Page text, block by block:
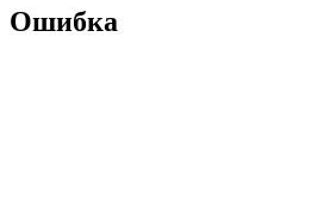
Ошибка